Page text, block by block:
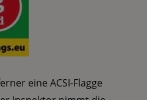
eine ACSI-Flagge